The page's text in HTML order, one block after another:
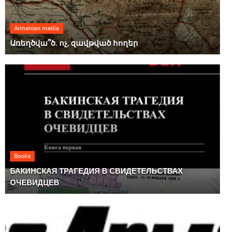
Armenian media
Առեղծվա՞ծ. ոչ, զավթված հողեր
Books
БАКИНСКАЯ ТРАГЕДИЯ В СВИДЕТЕЛЬСТВАХ
ОЧЕВИДЦЕВ